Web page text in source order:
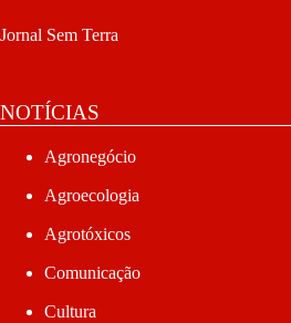
Jornal Sem Terra
NOTÍCIAS
Agronegócio
Agroecologia
Agrotóxicos
Comunicação
Cultura